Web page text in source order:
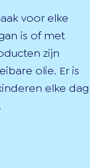
voor elke
is of met
zijn
olie. Er is
elke dag